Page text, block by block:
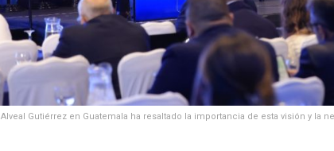
Alveal Gutiérrez en Guatemala ha resaltado la importancia de esta visión y